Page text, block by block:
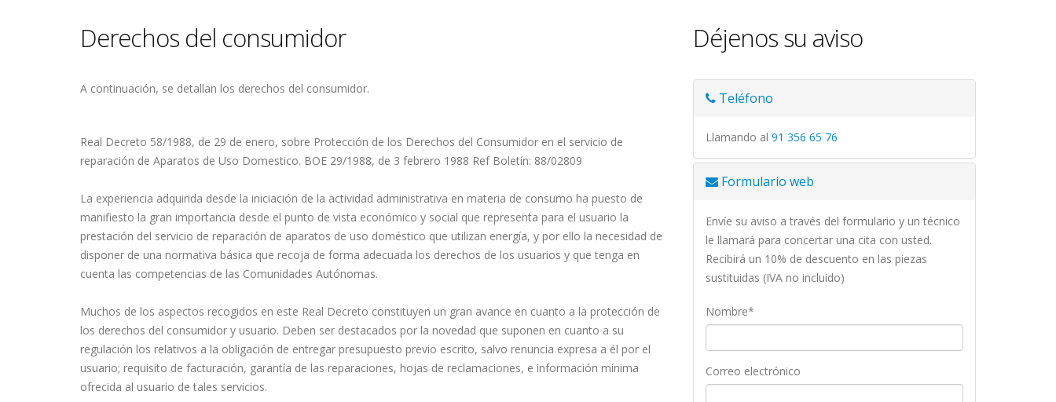
Derechos del consumidor
A continuación, se detallan los derechos del consumidor.
Real Decreto 58/1988, de 29 de enero, sobre Protección de los Derechos del Consumidor en el servicio de
reparación de Aparatos de Uso Domestico. BOE 29/1988, de 3 febrero 1988 Ref Boletín: 88/02809
La experiencia adquirida desde la iniciación de la actividad administrativa en materia de consumo ha puesto de
manifiesto la gran importancia desde el punto de vista económico y social que representa para el usuario la
prestación del servicio de reparación de aparatos de uso doméstico que utilizan energía, y por ello la necesidad de
disponer de una normativa básica que recoja de forma adecuada los derechos de los usuarios y que tenga en
cuenta las competencias de las Comunidades Autónomas.
Muchos de los aspectos recogidos en este Real Decreto constituyen un gran avance en cuanto a la protección de
los derechos del consumidor y usuario. Deben ser destacados por la novedad que suponen en cuanto a su
regulación los relativos a la obligación de entregar presupuesto previo escrito, salvo renuncia expresa a él por el
usuario; requisito de facturación, garantía de las reparaciones, hojas de reclamaciones, e información mínima
ofrecida al usuario de tales servicios.
Déjenos su aviso
Teléfono
Llamando al 91 356 65 76
Formulario web
Envíe su aviso a través del formulario y un técnico
le llamará para concertar una cita con usted.
Recibirá un 10% de descuento en las piezas
sustituidas (IVA no incluido)
Nombre*
Correo electrónico